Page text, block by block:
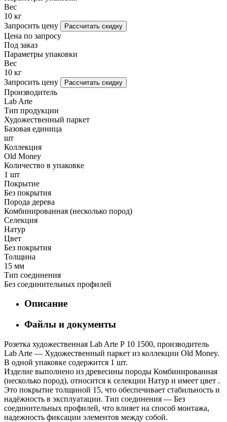
Вес
10 кг
Запросить цену
Рассчитать скидку
Цена по запросу
Под заказ
Параметры упаковки
Вес
10 кг
Запросить цену
Рассчитать скидку
Производитель
Lab Arte
Тип продукции
Художественный паркет
Базовая единица
шт
Коллекция
Old Money
Количество в упаковке
1 шт
Покрытие
Без покрытия
Порода дерева
Комбинированная (несколько пород)
Селекция
Натур
Цвет
Без покрытия
Толщина
15 мм
Тип соединения
Без соединительных профилей
Описание
Файлы и документы
Розетка художественная Lab Arte Р 10 1500, производитель
Lab Arte — Художественный паркет из коллекции Old Money.
В одной упаковке содержится 1 шт.
Изделие выполнено из древесины породы Комбинированная
(несколько пород), относится к селекции Натур и имеет цвет .
Это покрытие толщиной 15, что обеспечивает стабильность и
надёжность в эксплуатации. Тип соединения — Без
соединительных профилей, что влияет на способ монтажа,
надежность фиксации элементов между собой.